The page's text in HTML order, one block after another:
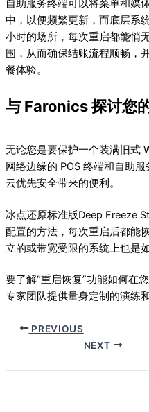
自助服务终端可以将菜单和媒
中，以便频繁更新，而底层系
小时的场所，每次重启都能悄
围，从而确保结账流程顺畅，
餐体验。
与 Faronics 探讨您
无论您是要保护一个装满旧式
网络边缘的 POS 终端和自助
云优先安全带来的便利。
冰点还原标准版Deep Freeze
配置的方法，每次重启后都
立的或带宽受限的系统上也是如
要了解“重启恢复”功能如何在
专家团队提供量身定制的演练
PREVIOUS
NEXT